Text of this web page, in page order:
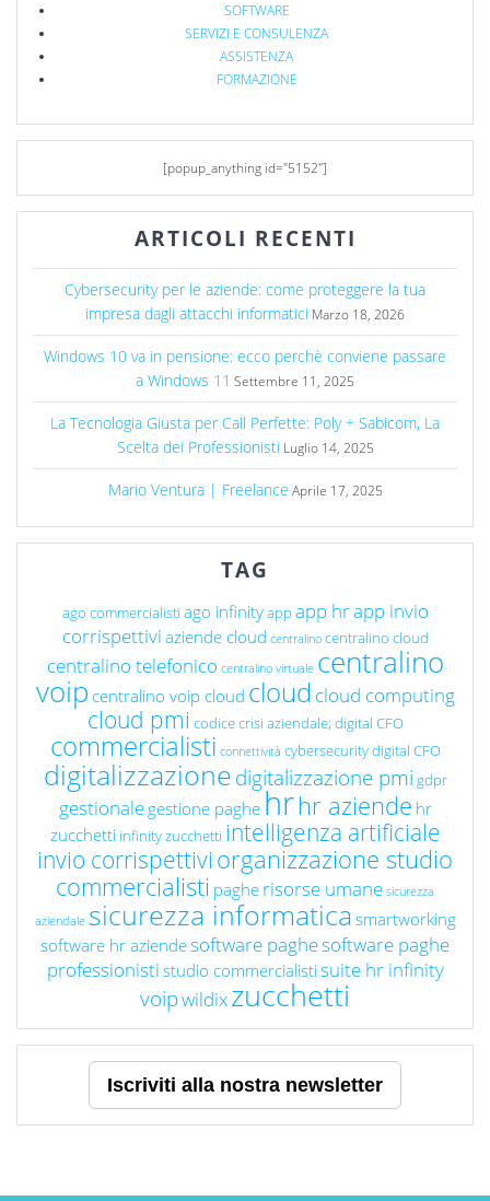
SOFTWARE
SERVIZI E CONSULENZA
ASSISTENZA
FORMAZIONE
[popup_anything id="5152"]
ARTICOLI RECENTI
Cybersecurity per le aziende: come proteggere la tua
impresa dagli attacchi informatici Marzo 18, 2026
Windows 10 va in pensione: ecco perchè conviene passare
a Windows 11 Settembre 11, 2025
La Tecnologia Giusta per Call Perfette: Poly + Sabicom, La
Scelta dei Professionisti Luglio 14, 2025
Mario Ventura | Freelance Aprile 17, 2025
TAG
ago commercialisti ago infinityapp app hrapp invio
corrispettivi aziende cloud centralino centralino cloud
centralino telefonico centralino virtuale centralino
voip centralino voip cloud cloud cloud computing
cloud pmi codice crisi aziendale; digital CFO
commercialisti connettività cybersecuritydigital CFO
digitalizzazionedigitalizzazione pmi gdpr
gestionale gestione paghe hrhr aziende hr
zucchetti infinity zucchetti intelligenza artificiale
invio corrispettivi organizzazione studio
commercialisti paghe risorse umane sicurezza
aziendale sicurezza informatica smartworking
software hr aziendesoftware paghesoftware paghe
professionisti studio commercialisti suite hr infinity
voipwildixzucchetti
Iscriviti alla nostra newsletter